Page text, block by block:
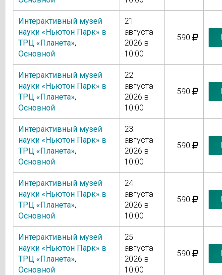
Интерактивный музей
науки «Ньютон Парк» в
ТРЦ «Планета»,
Основной
21
августа
2026 в
10:00
590
Интерактивный музей
науки «Ньютон Парк» в
ТРЦ «Планета»,
Основной
22
августа
2026 в
10:00
590
Интерактивный музей
науки «Ньютон Парк» в
ТРЦ «Планета»,
Основной
23
августа
2026 в
10:00
590
Интерактивный музей
науки «Ньютон Парк» в
ТРЦ «Планета»,
Основной
24
августа
2026 в
10:00
590
Интерактивный музей
науки «Ньютон Парк» в
ТРЦ «Планета»,
Основной
25
августа
2026 в
10:00
590